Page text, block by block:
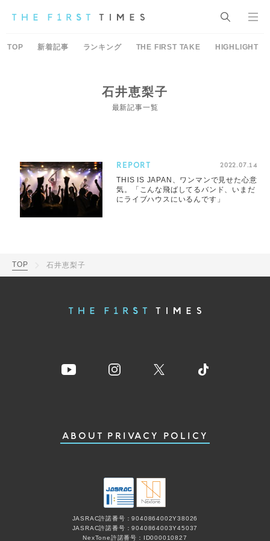
TOP 新着記事 ランキング THE FIRST TAKE HIGHLIGHT
石井恵梨子
最新記事一覧
REPORT 2022.07.14
THIS IS JAPAN、ワンマンで見せた心意
気。「こんな飛ばしてるバンド、いまだ
にライブハウスにいるんです」
TOP 石井恵梨子
ABOUT PRIVACY POLICY
JASRAC許諾番号：9040864002Y38026
JASRAC許諾番号：9040864003Y45037
NexTone許諾番号：ID000010827